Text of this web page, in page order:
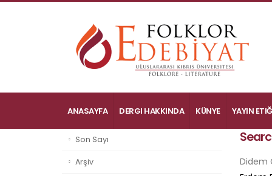
ANASAYFA DERGI HAKKINDA KÜNYE YAYIN
Son Sayı
Arşiv
Didem